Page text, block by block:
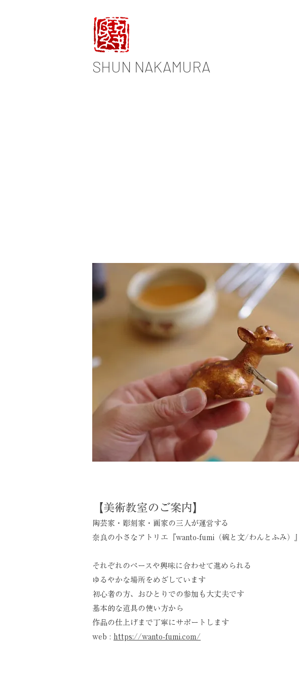
SHUN NAKAMURA
【美術教室のご案内】
陶芸家・彫刻家・画家の三人が運営する
奈良の小さなアトリエ『wanto-fumi（碗と文/わんとふみ）』
それぞれのペースや興味に合わせて進められる
ゆるやかな場所をめざしています
初心者の方、おひとりでの参加も大丈夫です
基本的な道具の使い方から
作品の仕上げまで丁寧にサポートします
​web : https://wanto-fumi.com/